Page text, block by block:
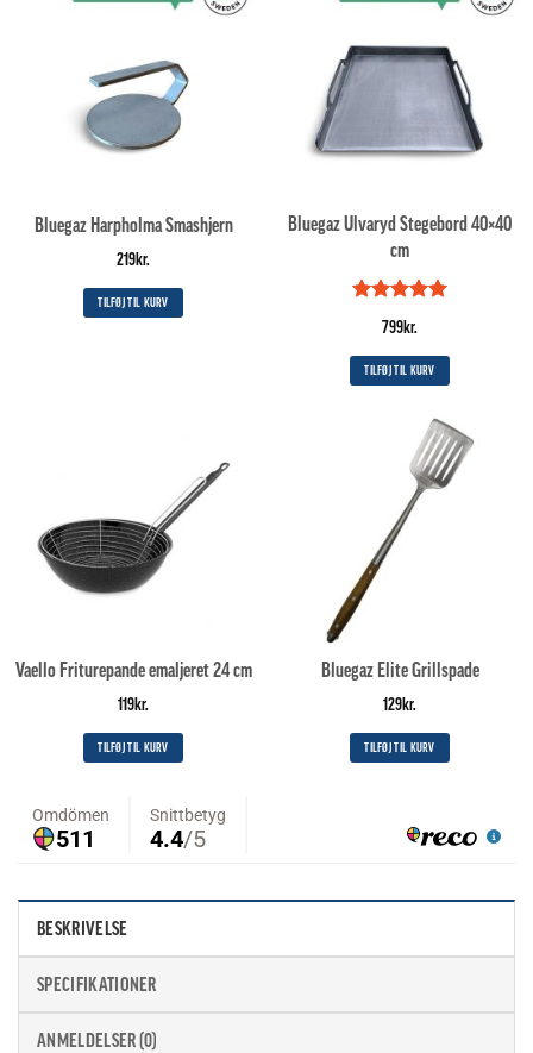
Bluegaz Harpholma Smashjern
219kr.
TILFØJ TIL KURV
Bluegaz Ulvaryd Stegebord 40×40
cm
Vurderet
ud af 5
799kr.
TILFØJ TIL KURV
Vaello Friturepande emaljeret 24 cm
119kr.
TILFØJ TIL KURV
Bluegaz Elite Grillspade
129kr.
TILFØJ TIL KURV
BESKRIVELSE
SPECIFIKATIONER
ANMELDELSER (0)